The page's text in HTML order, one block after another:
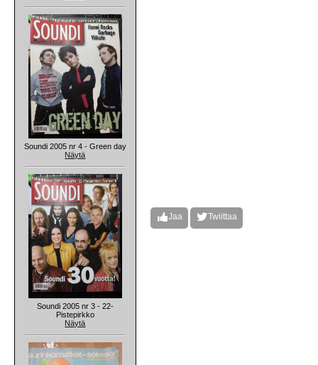
Soundi 2005 nr 4 - Green day
Näytä
Soundi 2005 nr 3 - 22-
Pistepirkko
Näytä
Jaa Twiittaa